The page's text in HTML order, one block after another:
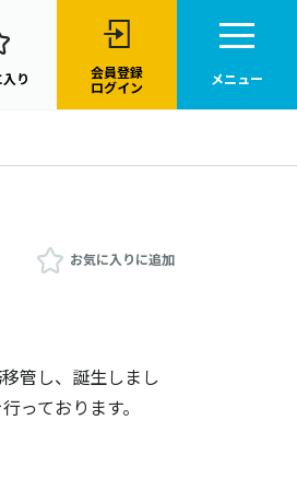
り
会員登録
ログイン
メニュー
お気に入りに追加
管し、誕生しまし
っております。